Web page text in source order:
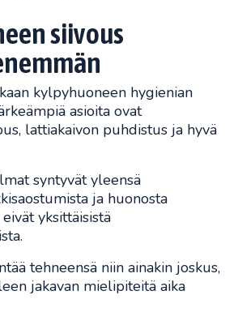
siivous
kylpyhuoneen hygienian
asioita ovat
lattiakaivon puhdistus ja hyvä
syntyvät yleensä
ja huonosta
yksittäisistä
tehneensä niin ainakin joskus,
jakavan mielipiteitä aika